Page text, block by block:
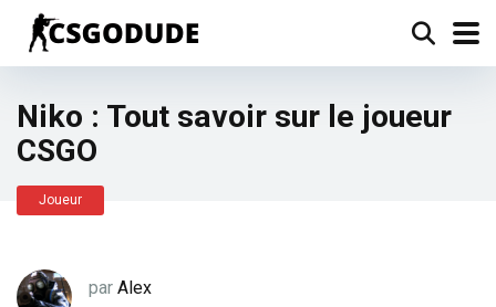
Niko : Tout savoir sur le joueur
CSGO
Joueur
par Alex